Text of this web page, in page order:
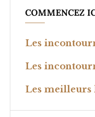
COMMENCEZ
Les
Les
Les meilleurs